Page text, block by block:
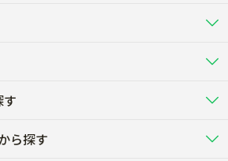
バイト・アルバイト・パート
養豚･養鶏など）
専門職（獣医師･人工授精師･
ら探す